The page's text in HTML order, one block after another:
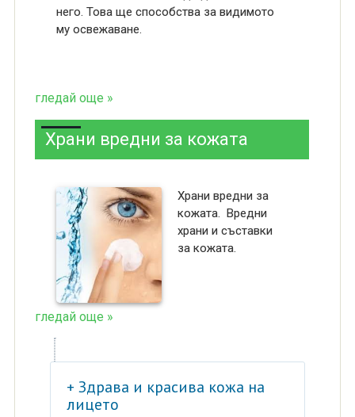
него. Това ще способства за видимото
му освежаване.
гледай още »
Храни вредни за кожата
Храни вредни за
кожата. Вредни
храни и съставки
за кожата.
гледай още »
+ Здрава и красива кожа на
лицето